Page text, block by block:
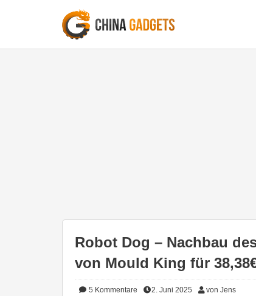
Robot Dog – Nachbau
von Mould King für
5 Kommentare 2. Juni 2025 von Jens